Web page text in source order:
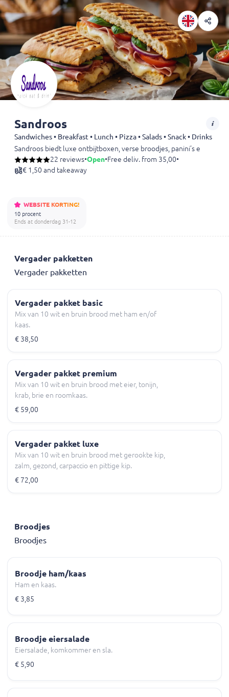
Sandroos
Sandwiches • Breakfast • Lunch • Pizza • Salads • Snack • Drinks
Sandroos biedt luxe ontbijtboxen, verse broodjes, panini’s en
Geniet van dagverse ingrediënten zoals gerookte zalm, carpaccio,
Ideaal voor ontbijt aan huis, lunch op kantoor of catering bij
22 reviews•Open•Free deliv. from 35,00•
€ 1,50 and takeaway
WEBSITE KORTING!
10 procent
Ends at donderdag 31-12
Vergader pakketten
Vergader pakketten
Vergader pakket basic
Mix van 10 wit en bruin brood met ham en/of
kaas.
€ 38,50
Vergader pakket premium
Mix van 10 wit en bruin brood met eier, tonijn,
krab, brie en roomkaas.
€ 59,00
Vergader pakket luxe
Mix van 10 wit en bruin brood met gerookte kip,
zalm, gezond, carpaccio en pittige kip.
€ 72,00
Broodjes
Broodjes
Broodje ham/kaas
Ham en kaas.
€ 3,85
Broodje eiersalade
Eiersalade, komkommer en sla.
€ 5,90